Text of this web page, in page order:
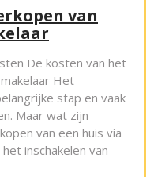
van
De kosten van het
Het
stap en vaak
Maar wat zijn
van een huis via
inschakelen van